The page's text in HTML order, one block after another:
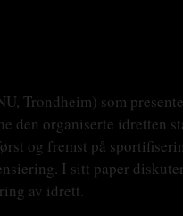
Trondheim) som
den organiserte idretten
og fremst på
I sitt paper
av idrett.